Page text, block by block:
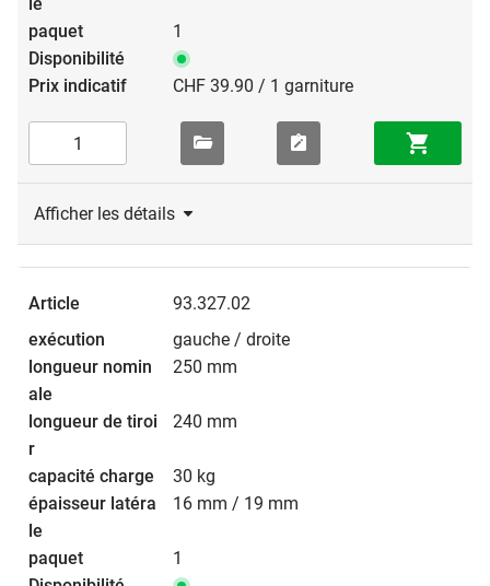
1
CHF 39.90 / 1 garniture
Afficher les détails
93.327.02
gauche / droite
250 mm
240 mm
30 kg
16 mm / 19 mm
1